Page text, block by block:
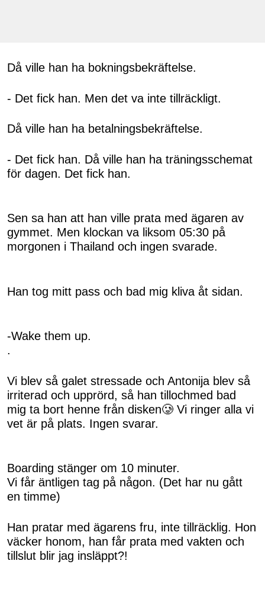
Då ville han ha bokningsbekräftelse.
- Det fick han. Men det va inte tillräckligt.
Då ville han ha betalningsbekräftelse.
- Det fick han. Då ville han ha träningsschemat
för dagen. Det fick han.
Sen sa han att han ville prata med ägaren av
gymmet. Men klockan va liksom 05:30 på
morgonen i Thailand och ingen svarade.
Han tog mitt pass och bad mig kliva åt sidan.
-Wake them up.
.
Vi blev så galet stressade och Antonija blev så
irriterad och upprörd, så han tillochmed bad
mig ta bort henne från disken🥲 Vi ringer alla vi
vet är på plats. Ingen svarar.
Boarding stänger om 10 minuter.
Vi får äntligen tag på någon. (Det har nu gått
en timme)
Han pratar med ägarens fru, inte tillräcklig. Hon
väcker honom, han får prata med vakten och
tillslut blir jag insläppt?!